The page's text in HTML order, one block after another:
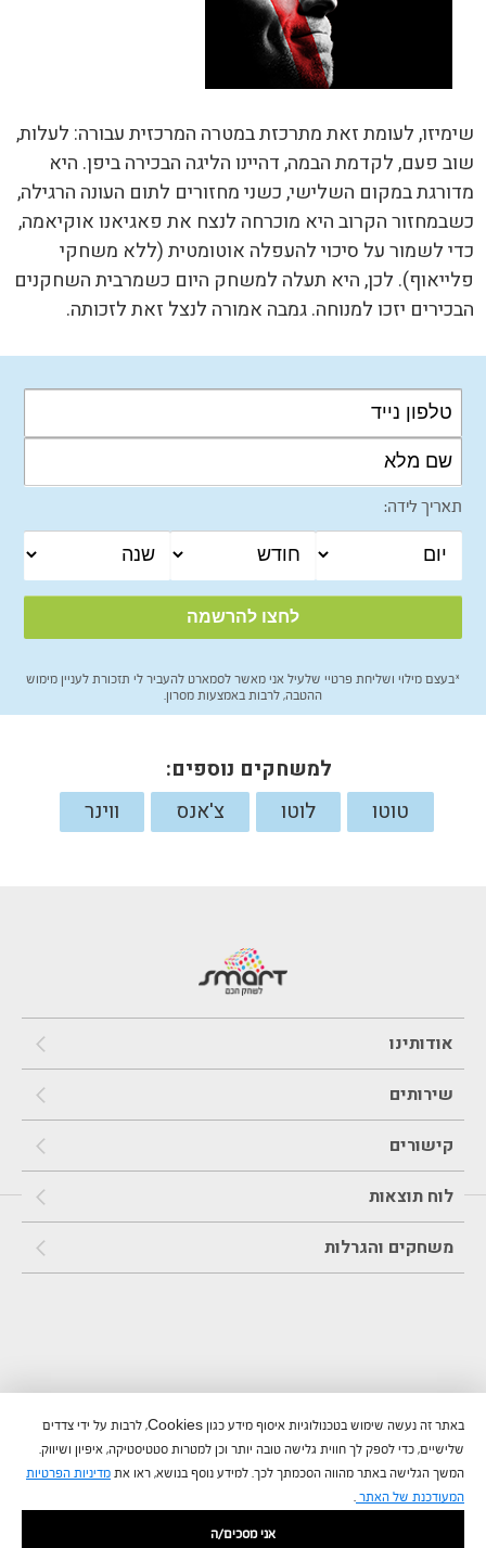
שימיזו, לעומת זאת מתרכזת במטרה המרכזית עבורה: לעלות,
שוב פעם, לקדמת הבמה, דהיינו הליגה הבכירה ביפן. היא
מדורגת במקום השלישי, כשני מחזורים לתום העונה הרגילה,
כשבמחזור הקרוב היא מוכרחה לנצח את פאגיאנו אוקיאמה,
כדי לשמור על סיכוי להעפלה אוטומטית (ללא משחקי
פלייאוף). לכן, היא תעלה למשחק היום כשמרבית השחקנים
הבכירים יזכו למנוחה. גמבה אמורה לנצל זאת לזכותה.
תאריך לידה:
*בעצם מילוי ושליחת פרטיי שלעיל אני מאשר לסמארט להעביר לי תזכורת לעניין מימוש
ההטבה, לרבות באמצעות מסרון.
למשחקים נוספים:
טוטו
לוטו צ'אנס ווינר
אודותינו
שירותים
קישורים
לוח תוצאות
משחקים והגרלות
באתר זה נעשה שימוש בטכנולוגיות איסוף מידע כגון Cookies, לרבות על ידי צדדים
שלישיים, כדי לספק לך חווית גלישה טובה יותר וכן למטרות סטטיסטיקה, איפיון ושיווק.
המשך הגלישה באתר מהווה הסכמתך לכך. למידע נוסף בנושא, ראו את מדיניות הפרטיות
המעודכנת של האתר .
אני מסכים/ה